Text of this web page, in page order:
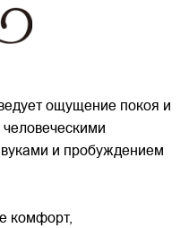
ощущение покоя и
и пробуждением
комфорт,